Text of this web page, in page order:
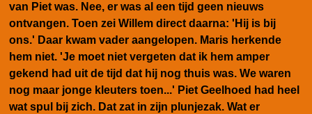
van Piet was. Nee, er was al een tijd geen nieuws
ontvangen. Toen zei Willem direct daarna: 'Hij is bij
ons.' Daar kwam vader aangelopen. Maris herkende
hem niet. 'Je moet niet vergeten dat ik hem amper
gekend had uit de tijd dat hij nog thuis was. We waren
nog maar jonge kleuters toen...' Piet Geelhoed had heel
wat spul bij zich. Dat zat in zijn plunjezak. Wat er